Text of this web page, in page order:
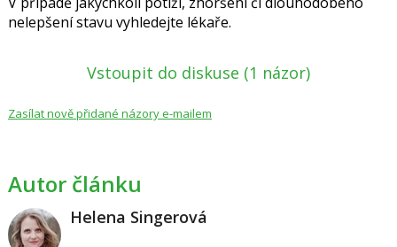
nelepšení stavu vyhledejte lékaře.
Vstoupit do diskuse (1 názor)
Zasílat nově přidané názory e-mailem
Autor článku
Helena Singerová